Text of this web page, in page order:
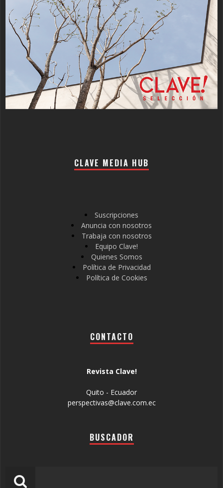
CLAVE MEDIA HUB
Suscripciones
Anuncia con nosotros
Trabaja con nosotros
Equipo Clave!
Quienes Somos
Política de Privacidad
Política de Cookies
CONTACTO
Revista Clave!
Quito - Ecuador
perspectivas@clave.com.ec
BUSCADOR